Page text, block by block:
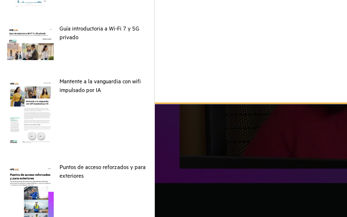
Guía introductoria a Wi-Fi 7 y 5G
privadopdf
Mantente a la vanguardia con wifi
impulsado por IApdf
Puntos de acceso reforzados y para
exteriorespdf